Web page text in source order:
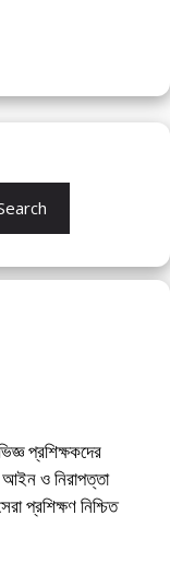
প্রশিক্ষকদের
আইন ও নিরাপত্তা
প্রশিক্ষণ নিশ্চিত